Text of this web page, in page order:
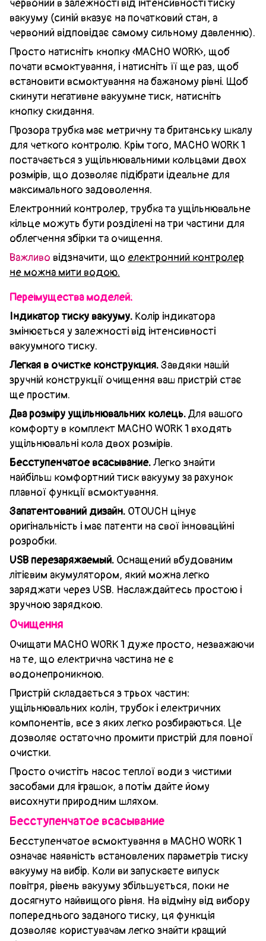
червоний в залежності від інтенсивності тиску
вакууму (синій вказує на початковий стан, а
червоний відповідає самому сильному давленню).
Просто натисніть кнопку «MACHO WORK», щоб
почати всмоктування, і натисніть її ще раз, щоб
встановити всмоктування на бажаному рівні. Щоб
скинути негативне вакуумне тиск, натисніть
кнопку скидання.
Прозора трубка має метричну та британську шкалу
для четкого контролю. Крім того, MACHO WORK 1
постачається з ущільнювальними кольцами двох
розмірів, що дозволяє підібрати ідеальне для
максимального задоволення.
Електронний контролер, трубка та ущільнювальне
кільце можуть бути розділені на три частини для
облегчення збірки та очищення.
Важливо відзначити, що електронний контролер
не можна мити водою.
Переімущества моделей:
Індикатор тиску вакууму. Колір індикатора
змінюється у залежності від інтенсивності
вакуумного тиску.
Легкая в очистке конструкция.Завдяки нашій
зручній конструкції очищення ваш пристрій стає
ще простим.
Два розміру ущільнювальних колець.Для вашого
комфорту в комплект MACHO WORK 1 входять
ущільнювальні кола двох розмірів.
Бесступенчатое всасывание.Легко знайти
найбільш комфортний тиск вакууму за рахунок
плавної функції всмоктування.
Запатентований дизайн. OTOUCH цінує
оригінальність і має патенти на свої інноваційні
розробки.
USB перезаряжаемый. Оснащений вбудованим
літієвим акумулятором, який можна легко
заряджати через USB. Наслаждайтесь простою і
зручною зарядкою.
Очищення
Очищати MACHO WORK 1 дуже просто, незважаючи
на те, що електрична частина не є
водонепроникною.
Пристрій складається з трьох частин:
ущільнювальних колін, трубок і електричних
компонентів, все з яких легко розбираються. Це
дозволяє остаточно промити пристрій для повної
очистки.
Просто очистіть насос теплої води з чистими
засобами для іграшок, а потім дайте йому
висохнути природним шляхом.
Бесступенчатое всасывание
Бесступенчатое всмоктування в MACHO WORK 1
означає наявність встановлених параметрів тиску
вакууму на вибір. Коли ви запускаєте випуск
повітря, рівень вакууму збільшується, поки не
досягнуто найвищого рівня. На відміну від вибору
попереднього заданого тиску, ця функція
дозволяє користувачам легко знайти кращий